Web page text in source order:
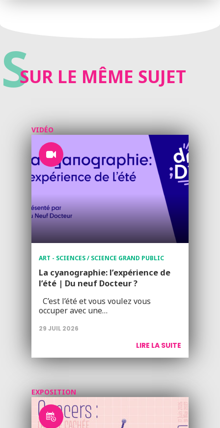
SSUR LE MÊME SUJET
VIDÉO
ART - SCIENCES / SCIENCE GRAND PUBLIC
La cyanographie: l’expérience de
l’été | Du neuf Docteur ?
C’est l’été et vous voulez vous
occuper avec une…
29 JUIL 2026
LIRE LA SUITE
EXPOSITION